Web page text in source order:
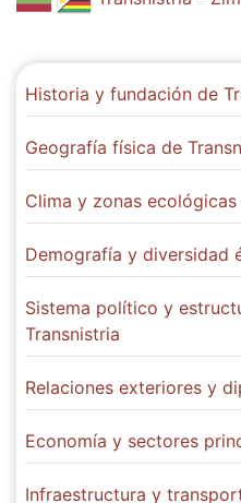
Historia y fundación de
Geografía física de
Clima y zonas
Demografía y diversidad
Sistema político y
Transnistria
Relaciones exteriores y
Economía y sectores
Infraestructura y